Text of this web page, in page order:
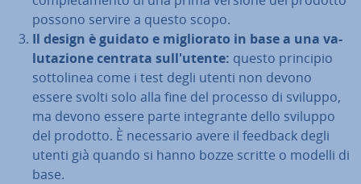
possono servire a questo scopo.
Il design è guidato e mi­glio­ra­to in base a una va­
lu­ta­zio­ne centrata sul­l'u­ten­te: questo principio
sot­to­li­nea come i test degli utenti non devono
essere svolti solo alla fine del processo di sviluppo,
ma devono essere parte in­te­gran­te dello sviluppo
del prodotto. È ne­ces­sa­rio avere il feedback degli
utenti già quando si hanno bozze scritte o modelli di
base.